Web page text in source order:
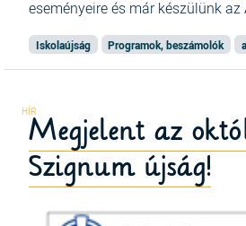
eseményeire és már készülünk az
Iskolaújság Programok, beszámolók
Megjelent az
Szignum újság!